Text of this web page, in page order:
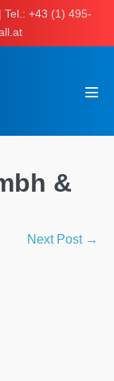
Tel.: +43 (1) 495-
&
Next Post →